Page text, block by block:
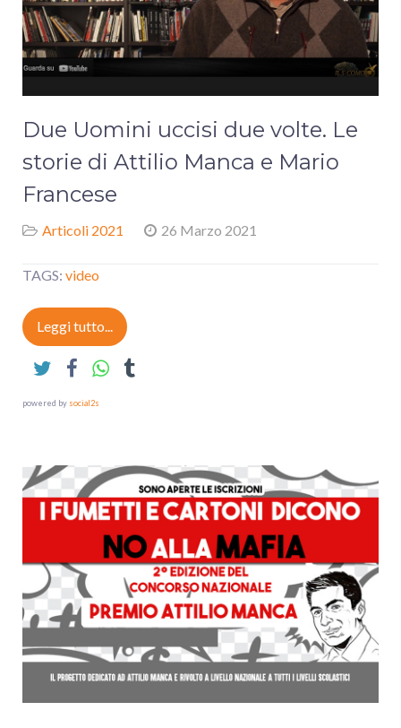
Due Uomini uccisi due volte. Le
storie di Attilio Manca e Mario
Francese
Articoli 2021 26 Marzo 2021
TAGS: video
Leggi tutto...
powered by social2s